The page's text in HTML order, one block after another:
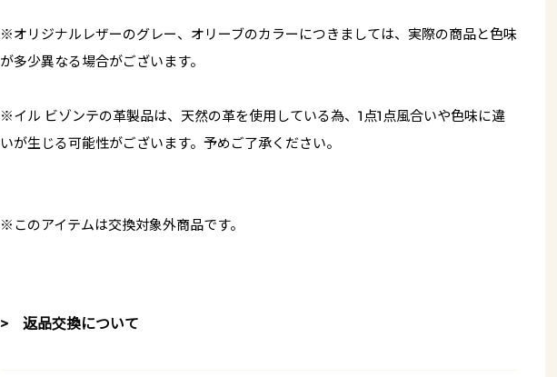
※オリジナルレザーのグレー、オリーブのカラーにつきましては、実際の商品と色味
が多少異なる場合がございます。
※イル ビゾンテの革製品は、天然の革を使用している為、1点1点風合いや色味に違
いが生じる可能性がございます。予めご了承ください。
※このアイテムは交換対象外商品です。
> 返品交換について